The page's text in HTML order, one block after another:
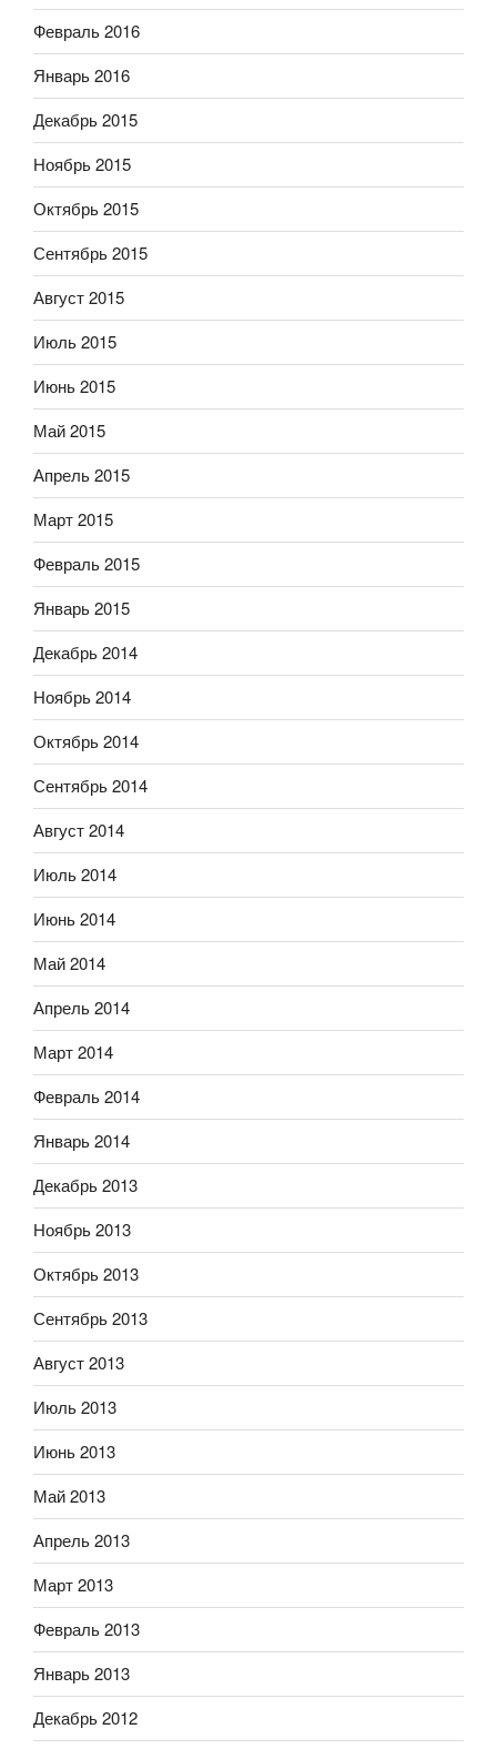
Февраль 2016
Январь 2016
Декабрь 2015
Ноябрь 2015
Октябрь 2015
Сентябрь 2015
Август 2015
Июль 2015
Июнь 2015
Май 2015
Апрель 2015
Март 2015
Февраль 2015
Январь 2015
Декабрь 2014
Ноябрь 2014
Октябрь 2014
Сентябрь 2014
Август 2014
Июль 2014
Июнь 2014
Май 2014
Апрель 2014
Март 2014
Февраль 2014
Январь 2014
Декабрь 2013
Ноябрь 2013
Октябрь 2013
Сентябрь 2013
Август 2013
Июль 2013
Июнь 2013
Май 2013
Апрель 2013
Март 2013
Февраль 2013
Январь 2013
Декабрь 2012